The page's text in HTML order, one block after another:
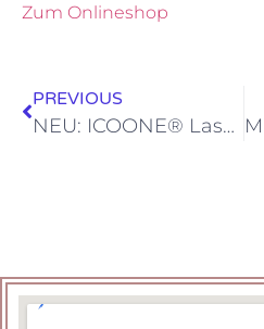
Zum Onlineshop
PREVIOUS
NEU: ICOONE® Laser-Behandlung